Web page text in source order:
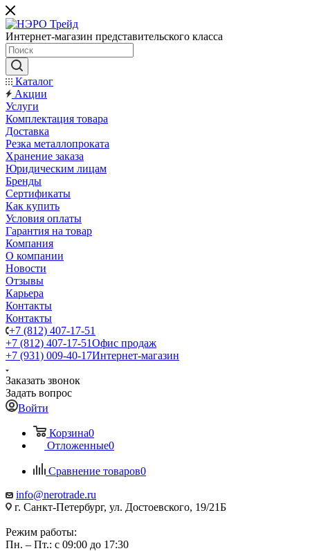
Интернет-магазин представительского класса
Каталог
Акции
Услуги
Комплектация товара
Доставка
Резка металлопроката
Хранение заказа
Юридическим лицам
Бренды
Сертификаты
Как купить
Условия оплаты
Гарантия на товар
Компания
О компании
Новости
Отзывы
Карьера
Контакты
Контакты
+7 (812) 407-17-51
+7 (812) 407-17-51Офис продаж
+7 (931) 009-40-17Интернет-магазин
Заказать звонок
Задать вопрос
Войти
Корзина0
Отложенные0
Сравнение товаров0
info@nerotrade.ru
г. Санкт-Петербург, ул. Достоевского, 19/21Б
Режим работы:
Пн. – Пт.: с 09:00 до 17:30